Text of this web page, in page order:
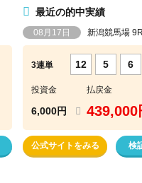
最近の的中実績
08月17日 新潟競馬場
3連単 12 5 6
投資金
6,000円
払戻金
439,000
公式サイトをみる 検